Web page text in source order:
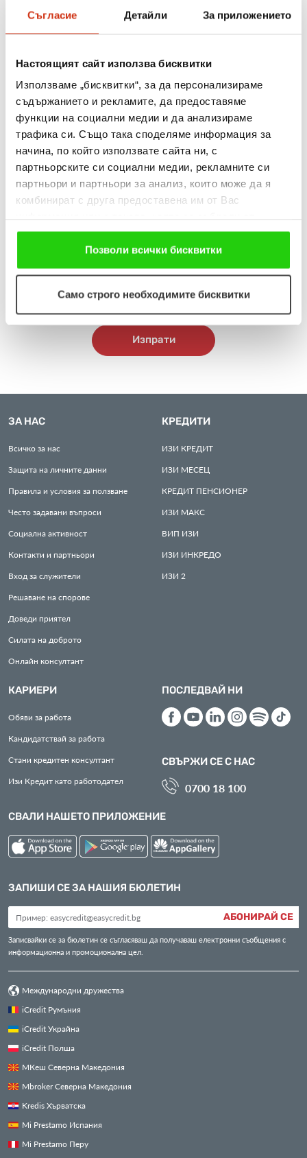
Съгласие Детайли За приложението
Настоящият сайт използва бисквитки
Използваме „бисквитки“, за да персонализираме
съдържанието и рекламите, да предоставяме
функции на социални медии и да анализираме
трафика си. Също така споделяме информация за
начина, по който използвате сайта ни, с
партньорските си социални медии, рекламните си
партньори и партньори за анализ, които може да я
комбинират с друга предоставена им от Вас
ползването от Ваша страна на услугите им. Ако
продължавате да използвате нашия уебсайт, Вие се
съгласявате с нашите "бисквитки".
Позволи всички бисквитки
Само строго необходимите бисквитки
• специализирано вътрешно обучение
• граждански договор
• богат пакет от преференции
Ако предложението ни е предизвикало интереса Ви и искате
да станете част от основния двигател на нашите успехи,
очакваме Вашата автобиография.
Гарантирана конфиденциалност на всички кандидатури по
смисъла на ЗЗЛД.
Ще се свържем само с одобрените по документи кандидати.
Кандидатствайки по настоящата обява, Вие ще ни
предоставите Ваши лични данни. Подробна информация
относно начина, по който ще обработваме личните Ви данни,
zashtita-na-lichnite-danni-na-kandidati-za-rabota.
Изпрати
ЗА НАС
Всичко за нас
Защита на личните данни
Правила и условия за ползване
Често задавани въпроси
Социална активност
Контакти и партньори
Вход за служители
Решаване на спорове
Доведи приятел
Силата на доброто
Онлайн консултант
КРЕДИТИ
ИЗИ КРЕДИТ
ИЗИ МЕСЕЦ
КРЕДИТ ПЕНСИОНЕР
ИЗИ МАКС
ВИП ИЗИ
ИЗИ ИНКРЕДО
ИЗИ 2
КАРИЕРИ
Обяви за работа
Кандидатствай за работа
Стани кредитен консултант
Изи Кредит като работодател
ПОСЛЕДВАЙ НИ
СВЪРЖИ СЕ С НАС
0700 18 100
СВАЛИ НАШЕТО ПРИЛОЖЕНИЕ
ЗАПИШИ СЕ ЗА НАШИЯ БЮЛЕТИН
АБОНИРАЙ СЕ
Записвайки се за бюлетин се съгласяваш да получаваш електронни съобщения с
информационна и промоционална цел.
Международни дружества
iCredit Румъния
iCredit Украйна
iCredit Полша
МКеш Северна Македония
Mbroker Северна Македония
Kredis Хърватска
Mi Prestamo Испания
Mi Prestamo Перу